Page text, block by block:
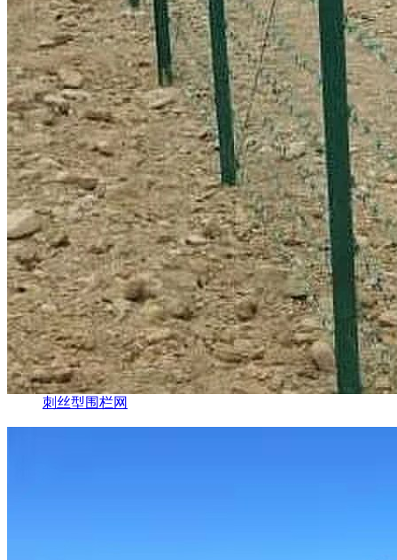
刺丝型围栏网